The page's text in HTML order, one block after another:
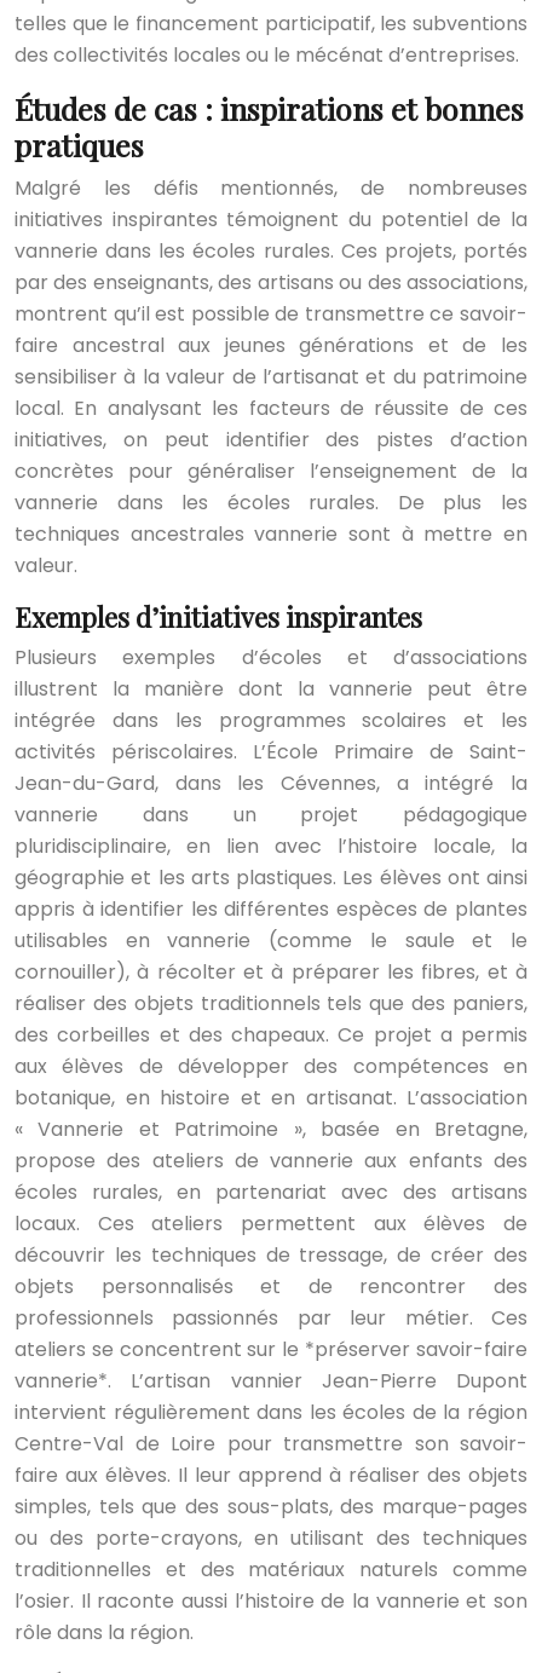
telles que le financement participatif, les subventions
des collectivités locales ou le mécénat d’entreprises.
Études de cas : inspirations et bonnes
pratiques
Malgré les défis mentionnés, de nombreuses
initiatives inspirantes témoignent du potentiel de la
vannerie dans les écoles rurales. Ces projets, portés
par des enseignants, des artisans ou des associations,
montrent qu’il est possible de transmettre ce savoir-
faire ancestral aux jeunes générations et de les
sensibiliser à la valeur de l’artisanat et du patrimoine
local. En analysant les facteurs de réussite de ces
initiatives, on peut identifier des pistes d’action
concrètes pour généraliser l’enseignement de la
vannerie dans les écoles rurales. De plus les
techniques ancestrales vannerie sont à mettre en
valeur.
Exemples d’initiatives inspirantes
Plusieurs exemples d’écoles et d’associations
illustrent la manière dont la vannerie peut être
intégrée dans les programmes scolaires et les
activités périscolaires. L’École Primaire de Saint-
Jean-du-Gard, dans les Cévennes, a intégré la
vannerie dans un projet pédagogique
pluridisciplinaire, en lien avec l’histoire locale, la
géographie et les arts plastiques. Les élèves ont ainsi
appris à identifier les différentes espèces de plantes
utilisables en vannerie (comme le saule et le
cornouiller), à récolter et à préparer les fibres, et à
réaliser des objets traditionnels tels que des paniers,
des corbeilles et des chapeaux. Ce projet a permis
aux élèves de développer des compétences en
botanique, en histoire et en artisanat. L’association
« Vannerie et Patrimoine », basée en Bretagne,
propose des ateliers de vannerie aux enfants des
écoles rurales, en partenariat avec des artisans
locaux. Ces ateliers permettent aux élèves de
découvrir les techniques de tressage, de créer des
objets personnalisés et de rencontrer des
professionnels passionnés par leur métier. Ces
ateliers se concentrent sur le *préserver savoir-faire
vannerie*. L’artisan vannier Jean-Pierre Dupont
intervient régulièrement dans les écoles de la région
Centre-Val de Loire pour transmettre son savoir-
faire aux élèves. Il leur apprend à réaliser des objets
simples, tels que des sous-plats, des marque-pages
ou des porte-crayons, en utilisant des techniques
traditionnelles et des matériaux naturels comme
l’osier. Il raconte aussi l’histoire de la vannerie et son
rôle dans la région.